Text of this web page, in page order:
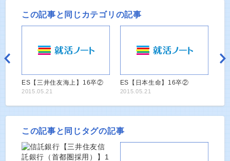
この記事と同じカテゴリの記事
ES【三井住友海上】16卒②
2015.05.21
ES【日本生命】16卒②
2015.05.21
この記事と同じタグの記事